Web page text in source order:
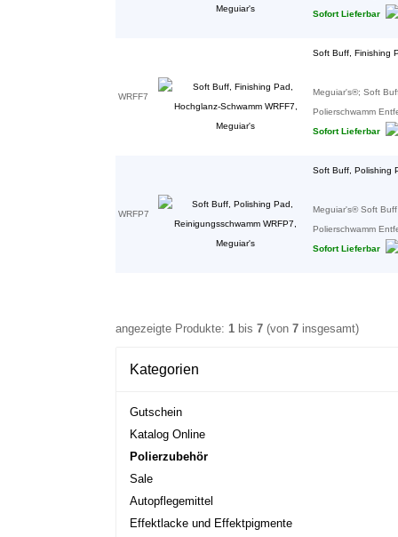
Sofort Lieferbar
WRFF7
Soft Buff, Finishing
Meguiar's®; Soft
Polierschwamm
Sofort Lieferbar
WRFP7
Soft Buff, Polishing
Meguiar's® Soft
Polierschwamm
Sofort Lieferbar
angezeigte Produkte: 1 bis 7 (von 7 insgesamt)
Kategorien
Gutschein
Katalog Online
Polierzubehör
Sale
Autopflegemittel
Effektlacke und Effektpigmente